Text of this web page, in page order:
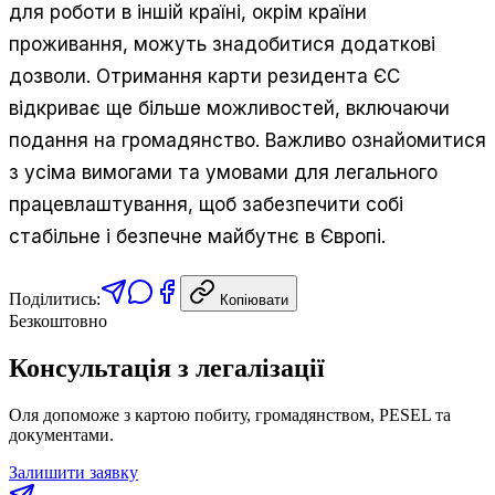
для роботи в іншій країні, окрім країни
проживання, можуть знадобитися додаткові
дозволи. Отримання карти резидента ЄС
відкриває ще більше можливостей, включаючи
подання на громадянство. Важливо ознайомитися
з усіма вимогами та умовами для легального
працевлаштування, щоб забезпечити собі
стабільне і безпечне майбутнє в Європі.
Поділитись: Копіювати
Безкоштовно
Консультація з легалізації
Оля допоможе з картою побиту, громадянством, PESEL та
документами.
Залишити заявку